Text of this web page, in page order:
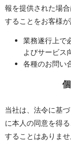
報を提供された場
することをお客様が
業務遂行上で
よびサービス
各種のお問い
当社は、法令に基
に本人の同意を得
することはありませ